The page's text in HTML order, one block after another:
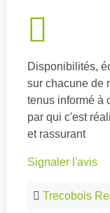
Disponibilités,
sur chacune de
tenus informé à
par qui c'est
et rassurant
Signaler l'avis
Trecobois